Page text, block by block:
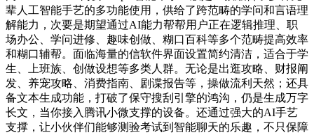
辈人工智能手艺的多功能使用，供给了跨范畴的学问和言语理
解能力，次要是期望通过AI能力帮帮用户正在逻辑推理、职
场办公、学问进修、趣味创做、糊口百科等多个范畴提高效率
和糊口辅帮。面临海量的信软件界面设置简约清洁，适合于学
生、上班族、创做设想等多类人群。无论是出逛攻略、财报阐
发、养宠攻略、消费指南、剧谍报告等，操做流利天然；还具
备文本生成功能，打破了保守搜刮引擎的鸿沟，仍是生成万字
长文，当你接入腾讯小微支撑的设备。还通过强大的AI手艺
支撑，让小伙伴们能够测验考试到智能聊天的乐趣，不只保障